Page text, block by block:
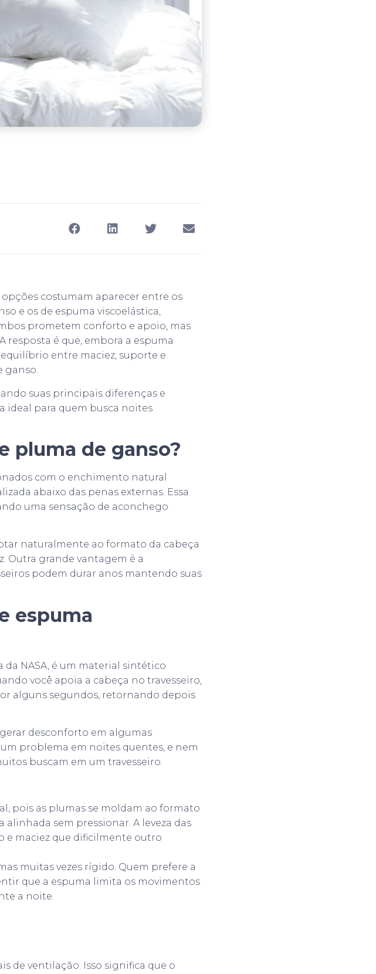
costumam aparecer entre os
e os de espuma viscoelástica,
prometem conforto e apoio, mas
resposta é que, embora a espuma
entre maciez, suporte e
ganso.
suas principais diferenças e
ideal para quem busca noites
pluma de ganso?
com o enchimento natural
abaixo das penas externas. Essa
uma sensação de aconchego
naturalmente ao formato da cabeça
Outra grande vantagem é a
podem durar anos mantendo suas
espuma
da NASA, é um material sintético
você apoia a cabeça no travesseiro,
alguns segundos, retornando depois
desconforto em algumas
problema em noites quentes, e nem
buscam em um travesseiro.
pois as plumas se moldam ao formato
sem pressionar. A leveza das
e maciez que dificilmente outro
muitas vezes rígido. Quem prefere a
que a espuma limita os movimentos
a noite.
de ventilação. Isso significa que o